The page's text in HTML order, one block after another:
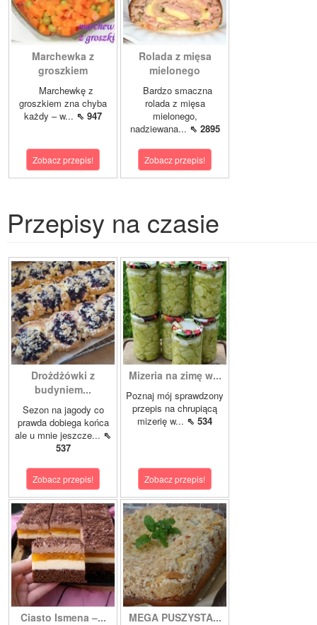
Marchewka z
groszkiem
Marchewkę z
groszkiem zna chyba
każdy – w... ⇖ 947
Zobacz przepis!
Rolada z mięsa
mielonego
Bardzo smaczna
rolada z mięsa
mielonego,
nadziewana... ⇖ 2895
Zobacz przepis!
Przepisy na czasie
Drożdżówki z
budyniem...
Sezon na jagody co
prawda dobiega końca
ale u mnie jeszcze... ⇖
537
Zobacz przepis!
Mizeria na zimę w...
Poznaj mój sprawdzony
przepis na chrupiącą
mizerię w... ⇖ 534
Zobacz przepis!
Ciasto Ismena –... MEGA PUSZYSTA...